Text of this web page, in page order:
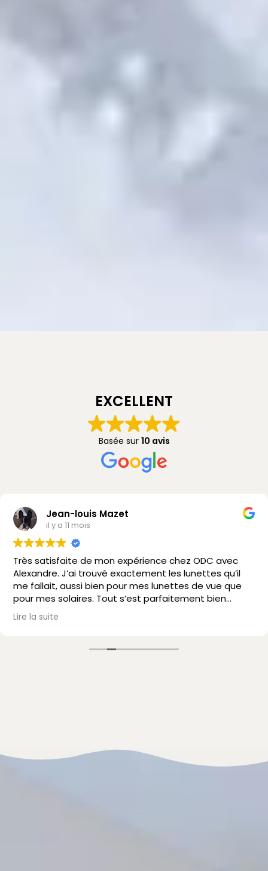
EXCELLENT
Basée sur 10 avis
Jean-louis Mazet
il y a 11 mois
Très satisfaite de mon expérience chez ODC avec
Alexandre. J’ai trouvé exactement les lunettes qu’il
me fallait, aussi bien pour mes lunettes de vue que
pour mes solaires. Tout s’est parfaitement bien
passé, avec un accueil et un accompagnement au
top. Je recommande vivement !
Lire la suite